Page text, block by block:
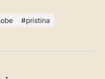
pristina